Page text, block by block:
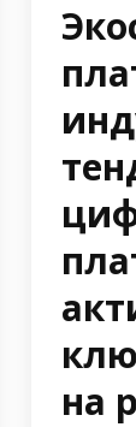
на